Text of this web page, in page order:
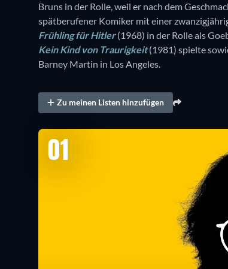
Bruns in der Rolle, weil er nach dem
spätberufener Komiker mit einer
Frühling für Hitler(1968) in der Rolle als
Kein Kind von Traurigkeit(1981) spielte
Barney Martin in Los Angeles.
Zu meinen Listen hinzufügen
01